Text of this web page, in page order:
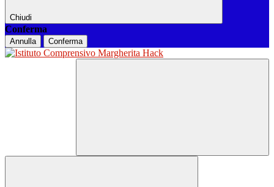
Chiudi
Conferma
Annulla Conferma